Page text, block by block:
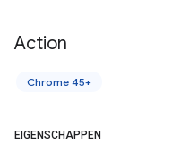
Action
Chrome 45+
EIGENSCHAPPEN